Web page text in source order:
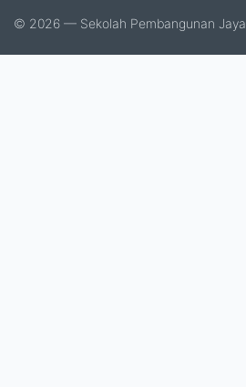
© 2026 — Sekolah Pembangunan Jaya